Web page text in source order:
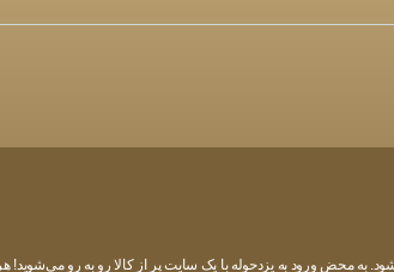
به محض ورود به یزدحوله با یک سایت پر از کالا رو به رو می‌شوید!